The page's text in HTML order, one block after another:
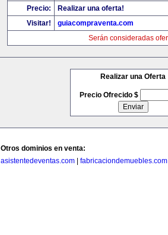
Precio:
Realizar una oferta!
Visitar!
guiacompraventa.com
Serán consideradas
Realizar una Oferta
Precio Ofrecido $
Otros dominios en venta:
asistentedeventas.com
fabricaciondemuebles.com